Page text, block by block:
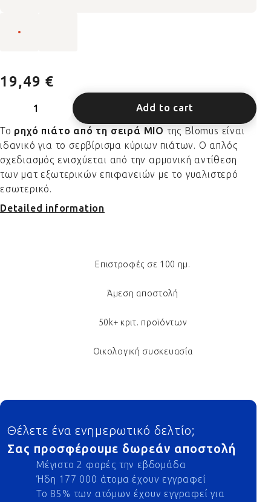
19,49 €
Add to cart
Το ρηχό πιάτο από τη σειρά MIO της Blomus είναι
ιδανικό για το σερβίρισμα κύριων πιάτων. Ο απλός
σχεδιασμός ενισχύεται από την αρμονική αντίθεση
των ματ εξωτερικών επιφανειών με το γυαλιστερό
εσωτερικό.
Detailed information
Επιστροφές σε 100 ημ.
Άμεση αποστολή
50k+ κριτ. προϊόντων
Οικολογική συσκευασία
Footer
Θέλετε ένα ενημερωτικό δελτίο;
Σας προσφέρουμε δωρεάν αποστολή
Μέγιστο 2 φορές την εβδομάδα
Ήδη 177 000 άτομα έχουν εγγραφεί
Το 85% των ατόμων έχουν εγγραφεί για